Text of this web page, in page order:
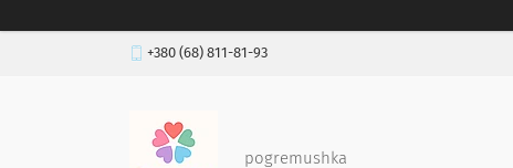
+380 (68) 811-81-93
pogremushka